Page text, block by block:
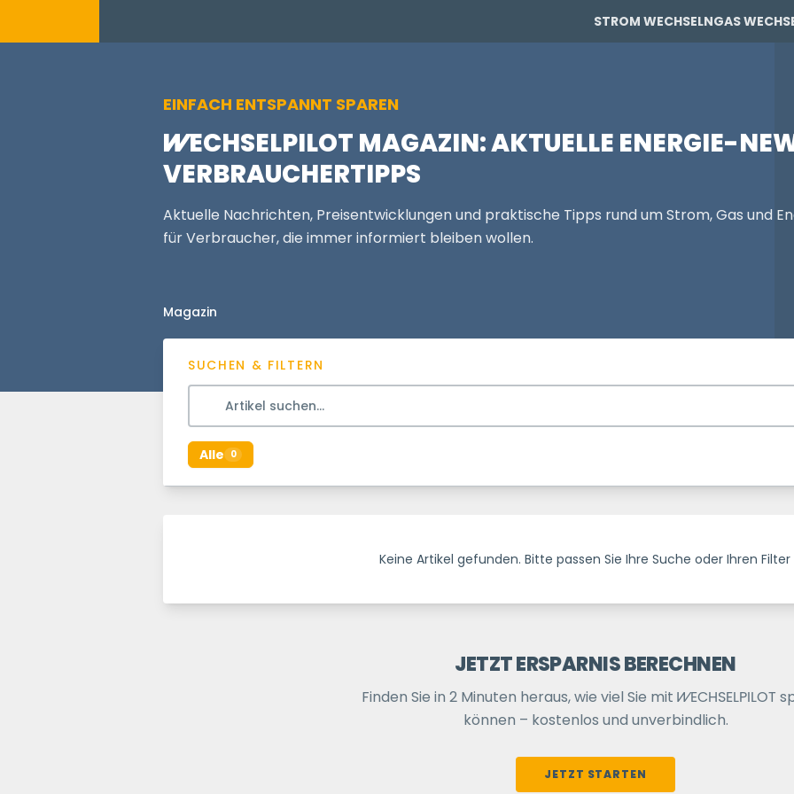
STROM WECHSELNGAS
EINFACH ENTSPANNT SPAREN
WECHSELPILOT MAGAZIN: AKTUELLE ENERGIE-
VERBRAUCHERTIPPS
Aktuelle Nachrichten, Preisentwicklungen und praktische Tipps rund um Strom, Gas und
für Verbraucher, die immer informiert bleiben wollen.
Magazin
SUCHEN & FILTERN
Alle 0
Keine Artikel gefunden. Bitte passen Sie Ihre Suche oder Ihren Filter
JETZT ERSPARNIS BERECHNEN
Finden Sie in 2 Minuten heraus, wie viel Sie mit WECHSELPILOT
können – kostenlos und unverbindlich.
JETZT STARTEN